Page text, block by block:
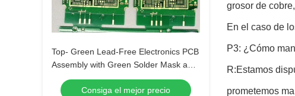
Top- Green Lead-Free Electronics PCB
Assembly with Green Solder Mask and
Biggest Panel Size 610mm*508mm
Consiga el mejor precio
grosor de
En el caso de
P3: ¿Cómo
R:Estamos
prometemos